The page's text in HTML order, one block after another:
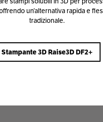
un’alternativa rapida e
tradizionale.
Stampante 3D Raise3D DF2+